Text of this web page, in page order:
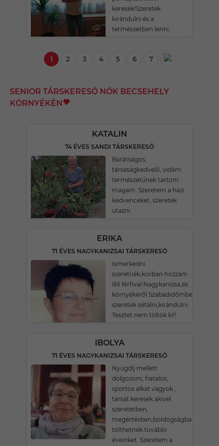
keresek!Szeretek
kirándulni és a
természetben lenni.
1 2 3 4 5 6 7
SENIOR TÁRSKERESŐ NŐK BECSEHELY
KÖRNYÉKÉN
KATALIN
74 ÉVES SANDI TÁRSKERESŐ
Barátságos,
társaságkedvelő, vidám
természetűnek tartom
magam. Szeretem a házi
kedvenceket, szeretek
utazni.
ERIKA
71 ÉVES NAGYKANIZSAI TÁRSKERESŐ
Ismerkedni
szeretnék,korban hozzám
illő férfival Nagykanizsa,és
környékéről.Szabadidőmben
szeretek sétálni,kirándulni.
Tesztet nem töltök ki!!
IBOLYA
71 ÉVES NAGYKANIZSAI TÁRSKERESŐ
Nyugdíj mellett
dolgozom, fiatalos,
sportos alkat vagyok ,
társat keresek akivel
szeretetben,
megértésben,boldogságban
tölthetnék további
éveinket. Szeretem a